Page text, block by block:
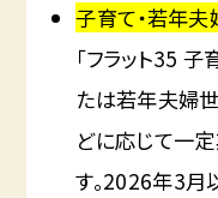
子育て・若年
「フラット35
たは若年夫婦
どに応じて一
す。2026年3月